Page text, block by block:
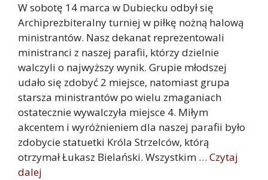
W sobotę 14 marca w Dubiecku odbył się
Archiprezbiteralny turniej w piłkę nożną halową
ministrantów. Nasz dekanat reprezentowali
ministranci z naszej parafii, którzy dzielnie
walczyli o najwyższy wynik. Grupie młodszej
udało się zdobyć 2 miejsce, natomiast grupa
starsza ministrantów po wielu zmaganiach
ostatecznie wywalczyła miejsce 4. Miłym
akcentem i wyróżnieniem dla naszej parafii było
zdobycie statuetki Króla Strzelców, którą
otrzymał Łukasz Bielański. Wszystkim … Czytaj
dalej